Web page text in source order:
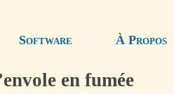
Software À Propos
en fumée